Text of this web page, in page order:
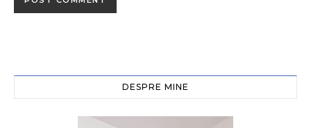
DESPRE MINE